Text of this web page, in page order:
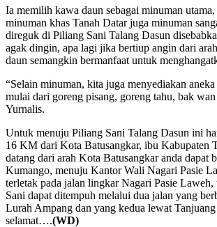
Ia memilih kawa daun sebagai minuman
minuman khas Tanah Datar juga minuman
direguk di Piliang Sani Talang Dasun
agak dingin, apa lagi jika bertiup angin dari
daun semangkin bermanfaat untuk
“Selain minuman, kita juga menyediakan
mulai dari goreng pisang, goreng tahu, bak
Yurnalis.
Untuk menuju Piliang Sani Talang Dasun ini
16 KM dari Kota Batusangkar, ibu Kabupaten
datang dari arah Kota Batusangkar anda dapat
Kumango, menuju Kantor Wali Nagari Pasie
terletak pada jalan lingkar Nagari Pasie Laweh,
Sani dapat ditempuh melalui dua jalan yang
Lurah Ampang dan yang kedua lewat
selamat….(WD)